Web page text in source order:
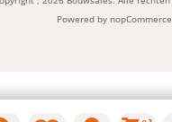
Powered by nopCommerce